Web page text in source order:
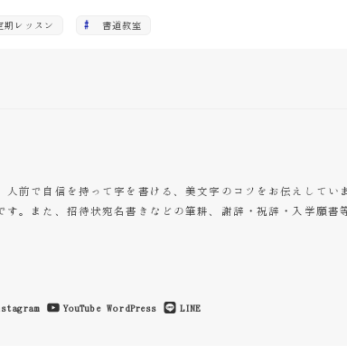
レッスン 書道教室
人前で自信を持って字を書ける、美文字のコツをお伝えしてい
す。また、招待状宛名書きなどの筆耕、謝辞・祝辞・入学願書
YouTube WordPress LINE